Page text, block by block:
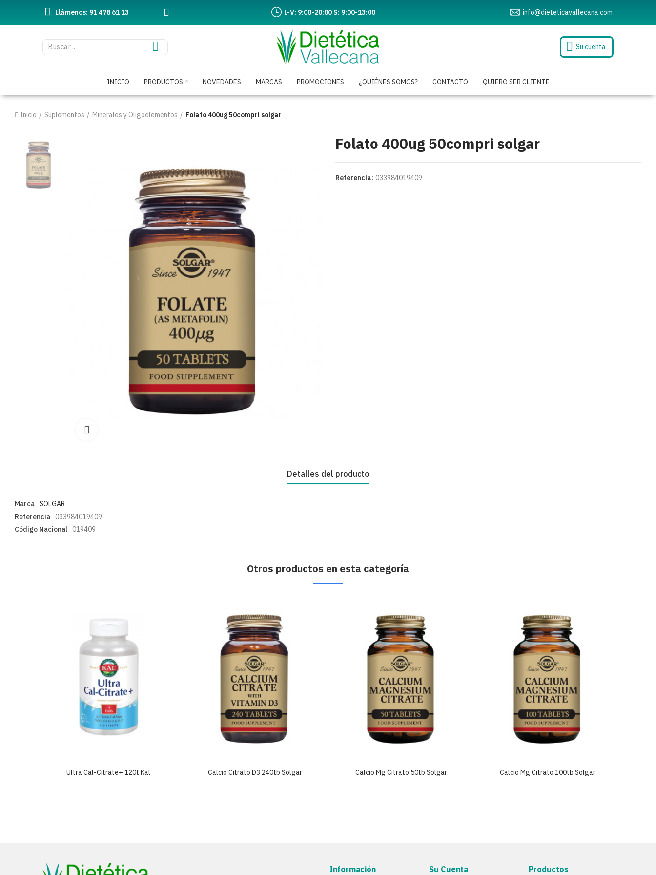
Llámenos: 91 478 61 13 L-V: 9:00-20:00 S: 9:00-13:00 info@dieteticavallecana.com
Su cuenta
INICIO PRODUCTOS NOVEDADES MARCAS PROMOCIONES ¿QUIÉNES SOMOS? CONTACTO QUIERO SER CLIENTE
Inicio Suplementos Minerales y Oligoelementos Folato 400ug 50compri solgar
Folato 400ug 50compri solgar
Referencia: 033984019409
Detalles del producto
Marca SOLGAR
Referencia
033984019409
Código Nacional
019409
Otros productos en esta categoría
Ultra Cal-Citrate+ 120t Kal Calcio Citrato D3 240tb Solgar Calcio Mg Citrato 50tb Solgar Calcio Mg Citrato 100tb Solgar
Información Su Cuenta Productos